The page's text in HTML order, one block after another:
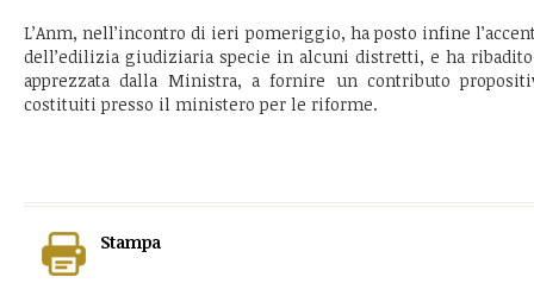
L’Anm, nell’incontro di ieri pomeriggio, ha posto infine
dell’edilizia giudiziaria specie in alcuni distretti, e ha
apprezzata dalla Ministra, a fornire un contributo
costituiti presso il ministero per le riforme.
Stampa